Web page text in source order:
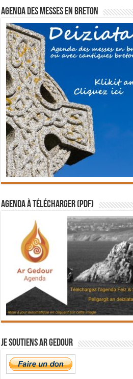
Agenda des messes en breton
Agenda à télécharger (PDF)
Je soutiens Ar Gedour